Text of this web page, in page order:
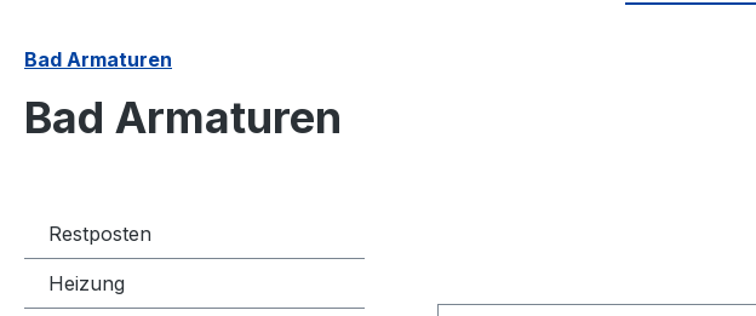
Bad Armaturen
Bad Armaturen
Restposten
Heizung